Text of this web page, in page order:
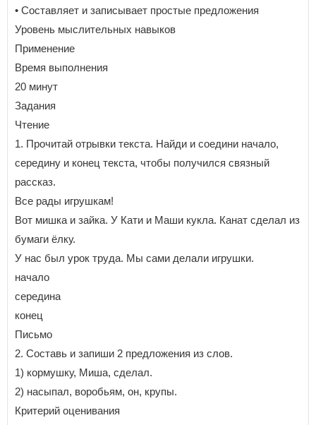
• Составляет и записывает простые предложения
Уровень мыслительных навыков
Применение
Время выполнения
20 минут
Задания
Чтение
1. Прочитай отрывки текста. Найди и соедини начало,
середину и конец текста, чтобы получился связный
рассказ.
Все рады игрушкам!
Вот мишка и зайка. У Кати и Маши кукла. Канат сделал из
бумаги ёлку.
У нас был урок труда. Мы сами делали игрушки.
начало
середина
конец
Письмо
2. Составь и запиши 2 предложения из слов.
1) кормушку, Миша, сделал.
2) насыпал, воробьям, он, крупы.
Критерий оценивания